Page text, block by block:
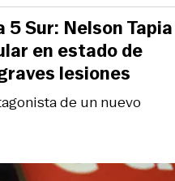
de un nuevo
Sur: Nelson Tapia
en estado de
lesiones